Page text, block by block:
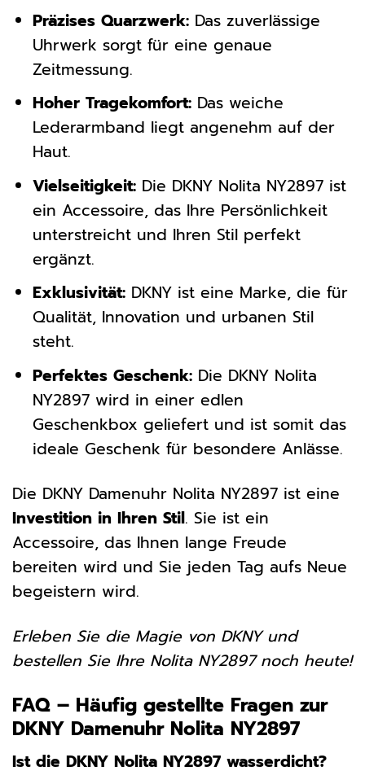
Präzises Quarzwerk:Das zuverlässige
Uhrwerk sorgt für eine genaue
Zeitmessung.
Hoher Tragekomfort:Das weiche
Lederarmband liegt angenehm auf der
Haut.
Vielseitigkeit:Die DKNY Nolita NY2897 ist
ein Accessoire, das Ihre Persönlichkeit
unterstreicht und Ihren Stil perfekt
ergänzt.
Exklusivität:DKNY ist eine Marke, die für
Qualität, Innovation und urbanen Stil
steht.
Perfektes Geschenk:Die DKNY Nolita
NY2897 wird in einer edlen
Geschenkbox geliefert und ist somit das
ideale Geschenk für besondere Anlässe.
Die DKNY Damenuhr Nolita NY2897 ist eine
Investition in Ihren Stil. Sie ist ein
Accessoire, das Ihnen lange Freude
bereiten wird und Sie jeden Tag aufs Neue
begeistern wird.
Erleben Sie die Magie von DKNY und
bestellen Sie Ihre Nolita NY2897 noch heute!
FAQ – Häufig gestellte Fragen zur
DKNY Damenuhr Nolita NY2897
Ist die DKNY Nolita NY2897 wasserdicht?